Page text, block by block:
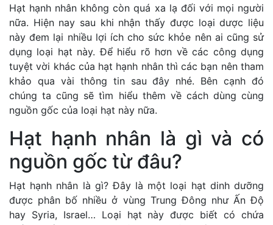
Hạt hạnh nhân không còn quá xa lạ đối với mọi người
nữa. Hiện nay sau khi nhận thấy được loại dược liệu
này đem lại nhiều lợi ích cho sức khỏe nên ai cũng sử
dụng loại hạt này. Để hiểu rõ hơn về các công dụng
tuyệt vời khác của hạt hạnh nhân thì các bạn nên tham
khảo qua vài thông tin sau đây nhé. Bên cạnh đó
chúng ta cũng sẽ tìm hiểu thêm về cách dùng cùng
nguồn gốc của loại hạt này nữa.
Hạt hạnh nhân là gì và có
nguồn gốc từ đâu?
Hạt hạnh nhân là gì? Đây là một loại hạt dinh dưỡng
được phân bố nhiều ở vùng Trung Đông như Ấn Độ
hay Syria, Israel… Loại hạt này được biết có chứa